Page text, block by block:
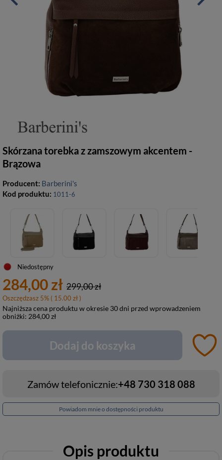
Skórzana torebka z zamszowym akcentem -
Brązowa
Producent: Barberini's
Kod produktu: 1011-6
Niedostępny
284,00 zł 299,00 zł
Oszczędzasz 5% ( 15.00 zł )
Najniższa cena produktu w okresie 30 dni przed wprowadzeniem
obniżki: 284,00 zł
Dodaj do koszyka
Zamów telefonicznie:+48 730 318 088
Powiadom mnie o dostępności produktu
Opis produktu